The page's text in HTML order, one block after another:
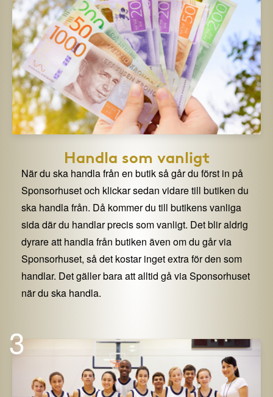
Handla som vanligt
När du ska handla från en butik så går du först in på
Sponsorhuset och klickar sedan vidare till butiken du
ska handla från. Då kommer du till butikens vanliga
sida där du handlar precis som vanligt. Det blir aldrig
dyrare att handla från butiken även om du går via
Sponsorhuset, så det kostar inget extra för den som
handlar. Det gäller bara att alltid gå via Sponsorhuset
när du ska handla.
3